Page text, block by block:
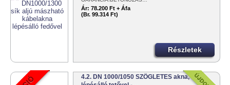
Ár: 78.200 Ft + Áfa
(Br. 99.314 Ft)
Részletek
4.2. DN 1000/1050 SZÖGLETES akna,